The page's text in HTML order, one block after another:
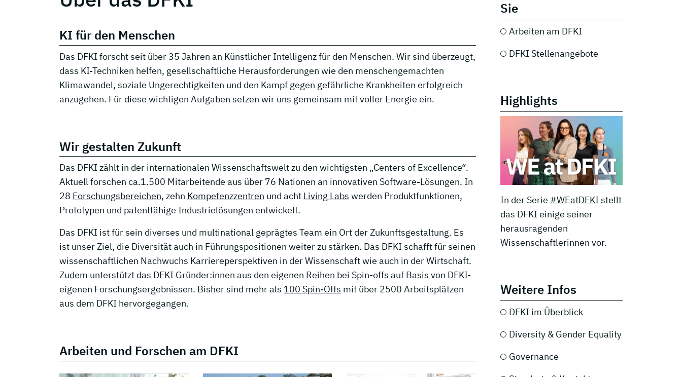
KI für den Menschen
Das DFKI forscht seit über 35 Jahren an Künstlicher Intelligenz für den Menschen. Wir sind überzeugt,
dass KI-Techniken helfen, gesellschaftliche Herausforderungen wie den menschengemachten
Klimawandel, soziale Ungerechtigkeiten und den Kampf gegen gefährliche Krankheiten erfolgreich
anzugehen. Für diese wichtigen Aufgaben setzen wir uns gemeinsam mit voller Energie ein.
Wir gestalten Zukunft
Das DFKI zählt in der internationalen Wissenschaftswelt zu den wichtigsten „Centers of Excellence“.
Aktuell forschen ca.1.500 Mitarbeitende aus über 76 Nationen an innovativen Software-Lösungen. In
28 Forschungsbereichen, zehn Kompetenzzentren und acht Living Labs werden Produktfunktionen,
Prototypen und patentfähige Industrielösungen entwickelt.
Das DFKI ist für sein diverses und multinational geprägtes Team ein Ort der Zukunftsgestaltung. Es
ist unser Ziel, die Diversität auch in Führungspositionen weiter zu stärken. Das DFKI schafft für seinen
wissenschaftlichen Nachwuchs Karriereperspektiven in der Wissenschaft wie auch in der Wirtschaft.
Zudem unterstützt das DFKI Gründer:innen aus den eigenen Reihen bei Spin-offs auf Basis von DFKI-
eigenen Forschungsergebnissen. Bisher sind mehr als 100 Spin-Offs mit über 2500 Arbeitsplätzen
aus dem DFKI hervorgegangen.
Arbeiten und Forschen am DFKI
Sie
Arbeiten am DFKI
DFKI Stellenangebote
Highlights
In der Serie #WEatDFKIstellt
das DFKI einige seiner
herausragenden
Wissenschaftlerinnen vor.
Weitere Infos
DFKI im Überblick
Diversity & Gender Equality
Governance